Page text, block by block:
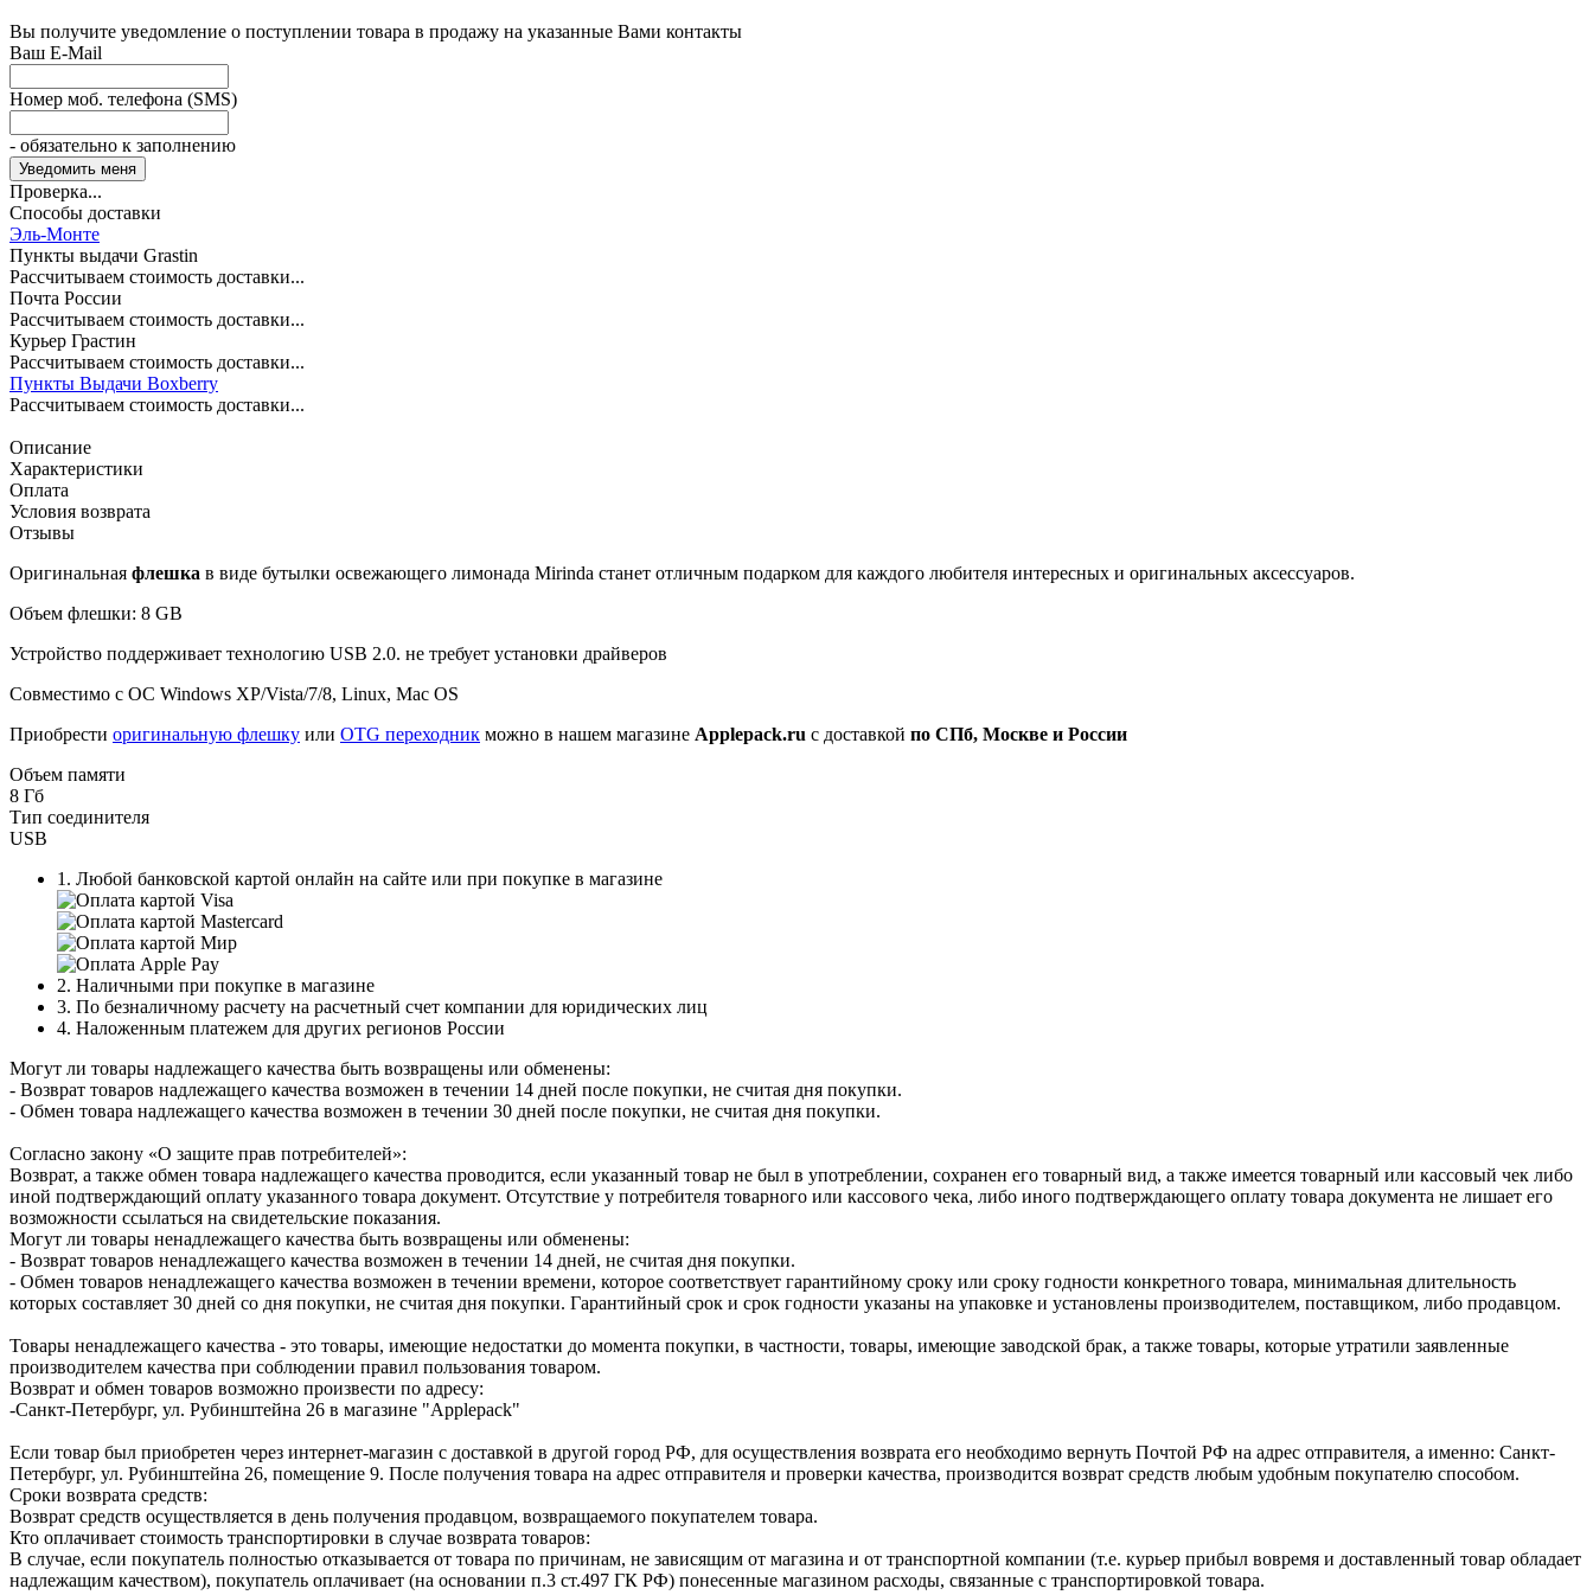
Вы получите уведомление о поступлении товара в продажу на указанные Вами контакты
Ваш E-Mail
Номер моб. телефона (SMS)
- обязательно к заполнению
Проверка...
Способы доставки
Эль-Монте
Пункты выдачи Grastin
Рассчитываем стоимость доставки...
Почта России
Рассчитываем стоимость доставки...
Курьер Грастин
Рассчитываем стоимость доставки...
Пункты Выдачи Boxberry
Рассчитываем стоимость доставки...
Описание
Характеристики
Оплата
Условия возврата
Отзывы
Оригинальная флешка в виде бутылки освежающего лимонада Mirinda станет отличным подарком для каждого любителя интересных и оригинальных аксессуаров.
Объем флешки: 8 GB
Устройство поддерживает технологию USB 2.0. не требует установки драйверов
Совместимо с ОС Windows XP/Vista/7/8, Linux, Mac OS
Приобрести оригинальную флешку или OTG переходник можно в нашем магазине Applepack.ru с доставкой по СПб, Москве и России
Объем памяти
8 Гб
Тип соединителя
USB
1. Любой банковской картой онлайн на сайте или при покупке в магазине
2. Наличными при покупке в магазине
3. По безналичному расчету на расчетный счет компании для юридических лиц
4. Наложенным платежем для других регионов России
Могут ли товары надлежащего качества быть возвращены или обменены:
- Возврат товаров надлежащего качества возможен в течении 14 дней после покупки, не считая дня покупки.
- Обмен товара надлежащего качества возможен в течении 30 дней после покупки, не считая дня покупки.
Согласно закону «О защите прав потребителей»:
Возврат, а также обмен товара надлежащего качества проводится, если указанный товар не был в употреблении, сохранен его товарный вид, а также имеется товарный или кассовый чек либо
иной подтверждающий оплату указанного товара документ. Отсутствие у потребителя товарного или кассового чека, либо иного подтверждающего оплату товара документа не лишает его
возможности ссылаться на свидетельские показания.
Могут ли товары ненадлежащего качества быть возвращены или обменены:
- Возврат товаров ненадлежащего качества возможен в течении 14 дней, не считая дня покупки.
- Обмен товаров ненадлежащего качества возможен в течении времени, которое соответствует гарантийному сроку или сроку годности конкретного товара, минимальная длительность
которых составляет 30 дней со дня покупки, не считая дня покупки. Гарантийный срок и срок годности указаны на упаковке и установлены производителем, поставщиком, либо продавцом.
Товары ненадлежащего качества - это товары, имеющие недостатки до момента покупки, в частности, товары, имеющие заводской брак, а также товары, которые утратили заявленные
производителем качества при соблюдении правил пользования товаром.
Возврат и обмен товаров возможно произвести по адресу:
-Санкт-Петербург, ул. Рубинштейна 26 в магазине "Applepack"
Если товар был приобретен через интернет-магазин с доставкой в другой город РФ, для осуществления возврата его необходимо вернуть Почтой РФ на адрес отправителя, а именно: Санкт-
Петербург, ул. Рубинштейна 26, помещение 9. После получения товара на адрес отправителя и проверки качества, производится возврат средств любым удобным покупателю способом.
Сроки возврата средств:
Возврат средств осуществляется в день получения продавцом, возвращаемого покупателем товара.
Кто оплачивает стоимость транспортировки в случае возврата товаров:
В случае, если покупатель полностью отказывается от товара по причинам, не зависящим от магазина и от транспортной компании (т.е. курьер прибыл вовремя и доставленный товар обладает
надлежащим качеством), покупатель оплачивает (на основании п.3 ст.497 ГК РФ) понесенные магазином расходы, связанные с транспортировкой товара.